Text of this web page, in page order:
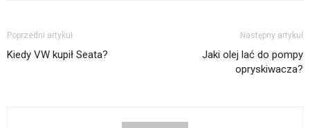
Poprzedni artykuł
Kiedy VW kupił Seata?
Następny artykuł
Jaki olej lać do pompy
opryskiwacza?